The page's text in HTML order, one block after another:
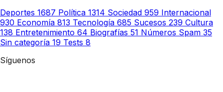
Deportes 1687 Política 1314 Sociedad 959 Internacional
930 Economía 813 Tecnología 685 Sucesos 239 Cultura
138 Entretenimiento 64 Biografías 51 Números Spam 35
Sin categoría 19 Tests 8
Síguenos